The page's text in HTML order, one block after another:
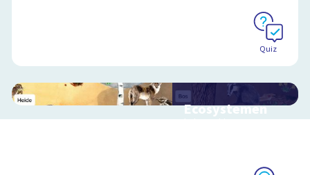
Quiz
Ecosystemen
Interactieve